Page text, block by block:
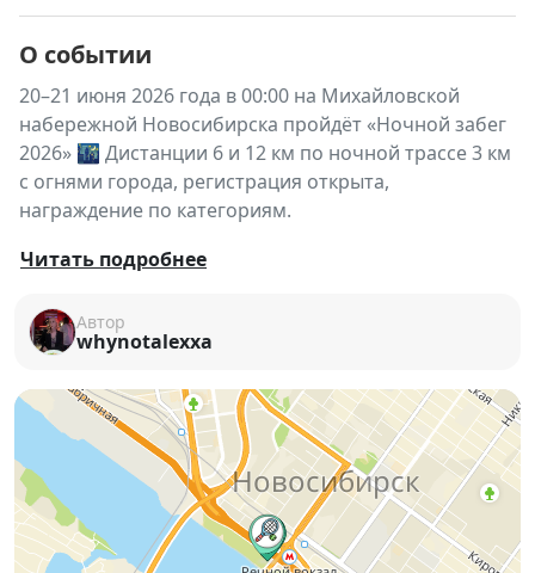
О событии
20–21 июня 2026 года в 00:00 на Михайловской
набережной Новосибирска пройдёт «Ночной забег
2026» 🌃 Дистанции 6 и 12 км по ночной трассе 3 км
с огнями города, регистрация открыта,
награждение по категориям.
🌃 «Ночной забег 2026» — одно из самых
проходящее в формате ночного старта по
живописной набережной реки Обь.
Участников ждут дистанции 6 и 12 км по трассе
длиной 3 км, освещённой огнями города и
фонарями 🌉 Забег сочетает спортивный азарт,
ночную атмосферу и уникальный маршрут по
Михайловской набережной.
🏅 В программе предусмотрено награждение по
Читать подробнее
Автор
whynotalexxa